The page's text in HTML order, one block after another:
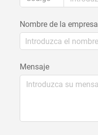
Nombre de la empresa
Mensaje